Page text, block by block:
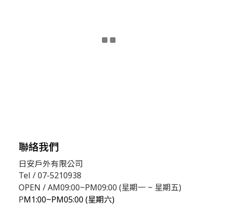
聯絡我們
日安戶外有限公司
Tel / 07-5210938
OPEN / AM09:00~PM09:00 (星期一 ~ 星期五)
PM1:00~PM05:00 (星期六)